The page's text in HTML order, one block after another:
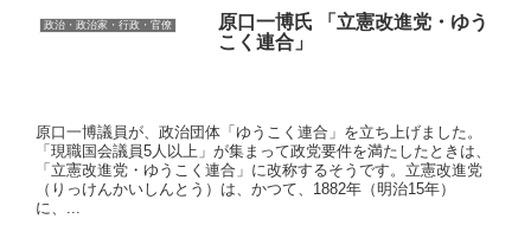
政治・政治家・行政・官僚
原口一博氏 「立憲改進党・ゆう
こく連合」
原口一博議員が、政治団体「ゆうこく連合」を立ち上げました。
「現職国会議員5人以上」が集まって政党要件を満たしたときは、
「立憲改進党・ゆうこく連合」に改称するそうです。立憲改進党
（りっけんかいしんとう）は、かつて、1882年（明治15年）
に、...